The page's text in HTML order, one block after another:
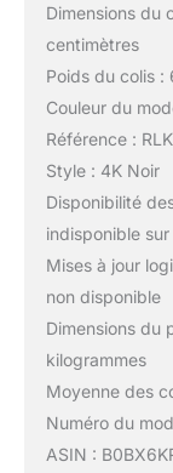
Dimensions du
centimètres
Poids du colis :
Couleur du
Référence :
Style : 4K Noir
Disponibilité
indisponible
Mises à jour
non disponible
Dimensions du
kilogrammes
Moyenne des
Numéro du
ASIN :